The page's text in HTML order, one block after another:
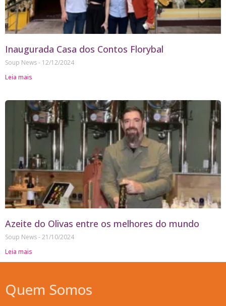
Inaugurada Casa dos Contos Florybal
Soup News
12/12/2024
Leia mais
Azeite do Olivas entre os melhores do mundo
Soup News 21/10/2024
Leia mais
Quem Somos